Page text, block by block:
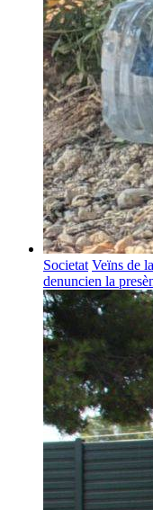
Societat Veïns de
denuncien la